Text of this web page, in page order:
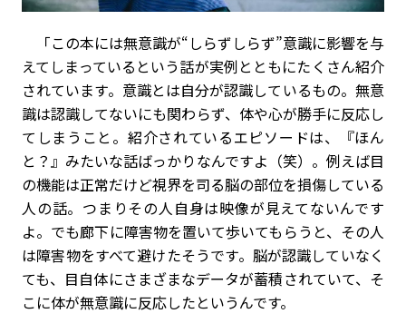
「この本には無意識が“しらずしらず”意識に影響を与
えてしまっているという話が実例とともにたくさん紹介
されています。意識とは自分が認識しているもの。無意
識は認識してないにも関わらず、体や心が勝手に反応し
てしまうこと。紹介されているエピソードは、『ほん
と？』みたいな話ばっかりなんですよ（笑）。例えば目
の機能は正常だけど視界を司る脳の部位を損傷している
人の話。つまりその人自身は映像が見えてないんです
よ。でも廊下に障害物を置いて歩いてもらうと、その人
は障害物をすべて避けたそうです。脳が認識していなく
ても、目自体にさまざまなデータが蓄積されていて、そ
こに体が無意識に反応したというんです。